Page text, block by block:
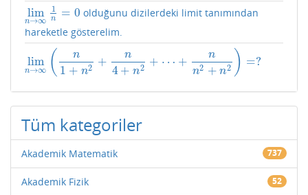
lim
n→∞
1
n = 0
limn →∞ 1n =0olduğunu dizilerdeki limit tanımından
hareketle gösterelim.
lim
n→∞ ( n
1 + n2 + n
4 + n2 + ⋯ +
n
n2 + n2 ) =?
limn → ∞(n1+n2 +n4 +n2+⋯+ nn 2 + n 2)= ?
Tüm kategoriler
Akademik Matematik 737
Akademik Fizik 52